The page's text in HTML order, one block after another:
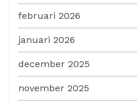
februari 2026
januari 2026
december 2025
november 2025